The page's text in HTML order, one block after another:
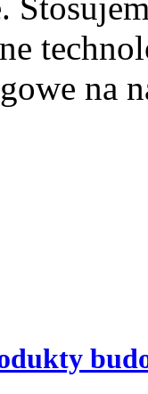
na